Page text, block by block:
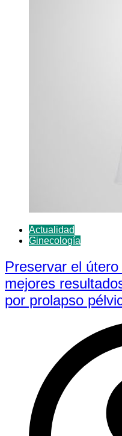
Actualidad
Ginecología
Preservar el
mejores
por prolapso